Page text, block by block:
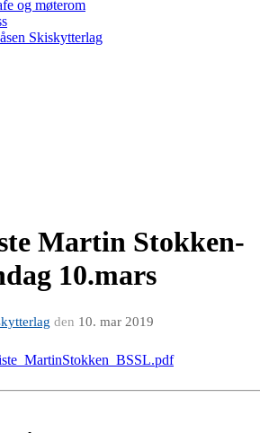
og møterom
Skiskytterlag
Martin Stokken-
10.mars
den 10. mar 2019